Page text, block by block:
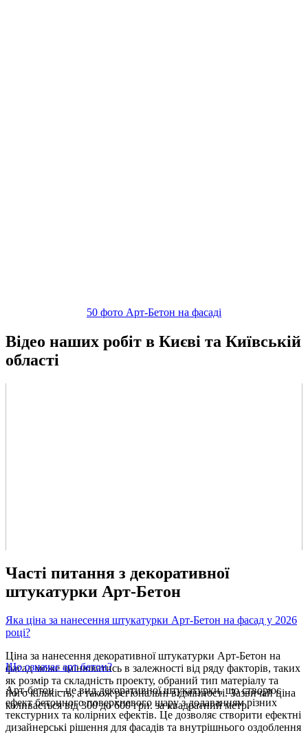
50 фото Арт-Бетон на фасаді
Відео наших робіт в Києві та Київській
області
Часті питання з декоративної
штукатурки Арт-Бетон
Яка ціна за нанесення штукатурки Арт-Бетон на фасад у 2026
році?
Ціна за нанесення декоративної штукатурки Арт-Бетон на
фасад може змінюватись в залежності від ряду факторів, таких
як розмір та складність проекту, обраний тип матеріалу та
його кількість, а також регіональні відмінності. Зазвичай ціна
коливається від 300 до 600 грн. за квадратний метр.
Що означає арт бетон?
Арт-бетон – це вид декоративної штукатурки, що створює
ефект бетонного поверхневого шару з додаванням різних
текстурних та колірних ефектів. Це дозволяє створити ефектні
дизайнерські рішення для фасадів та внутрішнього оздоблення